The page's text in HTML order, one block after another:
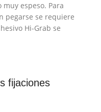
espeso. Para
pegarse se requiere
Hi-Grab se
fijaciones